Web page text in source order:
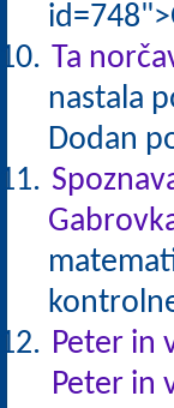
Ta
nastala
Dodan
Peter in
Peter in